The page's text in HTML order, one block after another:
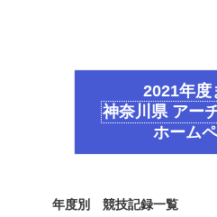
2021年度
神奈川県 アー
ホーム
年度別 競技記録一覧